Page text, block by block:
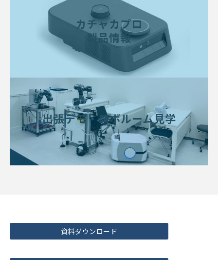
カチャカプロ
製品情報
出張デモ・ロボルーム見学
資料ダウンロード